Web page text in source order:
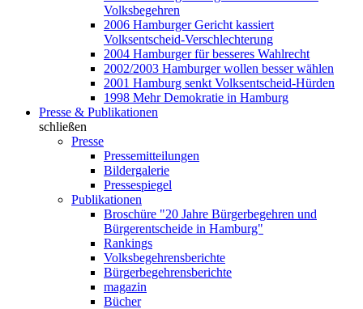
Volksbegehren
2006 Hamburger Gericht kassiert
Volksentscheid-Verschlechterung
2004 Hamburger für besseres Wahlrecht
2002/2003 Hamburger wollen besser wählen
2001 Hamburg senkt Volksentscheid-Hürden
1998 Mehr Demokratie in Hamburg
Presse & Publikationen
schließen
Presse
Pressemitteilungen
Bildergalerie
Pressespiegel
Publikationen
Broschüre "20 Jahre Bürgerbegehren und
Bürgerentscheide in Hamburg"
Rankings
Volksbegehrensberichte
Bürgerbegehrensberichte
magazin
Bücher